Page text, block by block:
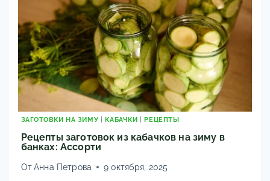
ЗДОРОВЬЯ
И
ДИАБЕТА,
А
ТАКЖЕ
ПРИМЕНЕНИЕ
ЛИСТЬЕВ
ЗЕМЛЯНОЙ
ГРУШИ
ЗАГОТОВКИ НА ЗИМУ КАБАЧКИ |РЕЦЕПТЫ
Рецепты заготовок из кабачков на зиму в
банках: Ассорти
ОтАнна Петрова 9 октября, 2025